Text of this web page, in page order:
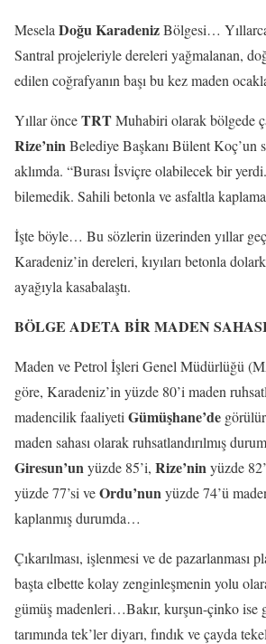
Mesela Doğu KaradenizBölgesi…
Santral projeleriyle dereleri yağmalanan,
edilen coğrafyanın başı bu kez maden
Yıllar önceTRTMuhabiri olarak bölgede
Rize’ninBelediye Başkanı Bülent Koç’un
aklımda. “Burası İsviçre olabilecek bir
bilemedik. Sahili betonla ve asfaltla
İşte böyle… Bu sözlerin üzerinden yıllar
Karadeniz’in dereleri, kıyıları betonla
ayağıyla kasabalaştı.
BÖLGE ADETA BİR MADEN
Maden ve Petrol İşleri Genel Müdürlüğü
göre, Karadeniz’in yüzde 80’i maden
madencilik faaliyeti Gümüşhane’de
maden sahası olarak ruhsatlandırılmış
Giresun’unyüzde 85’i, Rize’ninyüzde
yüzde 77’si veOrdu’nunyüzde 74’ü
kaplanmış durumda…
Çıkarılması, işlenmesi ve de pazarlanması
başta elbette kolay zenginleşmenin yolu
gümüş madenleri…Bakır, kurşun-çinko ise
tarımında tek’ler diyarı, fındık ve çayda